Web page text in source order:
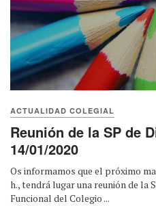
ACTUALIDAD COLEGIAL
Reunión de la SP de
14/01/2020
Os informamos que el próximo
h., tendrá lugar una reunión de la
Funcional del Colegio ...